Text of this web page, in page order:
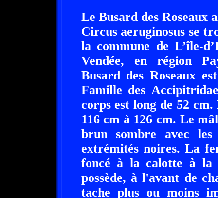
Le Busard des Roseaux
Circus aeruginosus se
la commune de L’île-
Vendée, en région
Busard des Roseaux
Famille des
corps est long de 52
116 cm à 126 cm. Le
brun sombre avec
extrémités noires. La
foncé à la calotte à la
possède, à l'avant de
tache plus ou moins